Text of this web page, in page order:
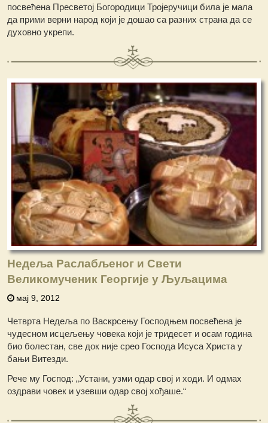
посвећена Пресветој Богородици Тројеручици била је мала
да прими верни народ који је дошао са разних страна да се
духовно укрепи.
Недеља Раслабљеног и Свети
Великомученик Георгије у Љуљацима
мај 9, 2012
Четврта Недеља по Васкрсењу Господњем посвећена је
чудесном исцељењу човека који је тридесет и осам година
био болестан, све док није срео Господа Исуса Христа у
бањи Витезди.
Рече му Господ: „Устани, узми одар свој и ходи. И одмах
оздрави човек и узевши одар свој хођаше.“